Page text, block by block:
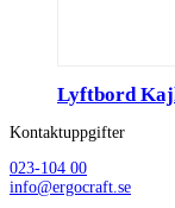
Lyftbord
Kontaktuppgifter
023-104 00
info@ergocraft.se